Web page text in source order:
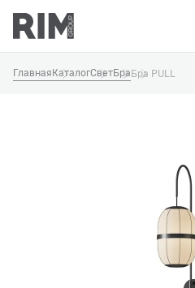
Главная КаталогСветБраБра PULL